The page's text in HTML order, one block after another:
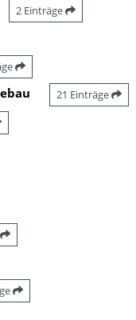
2 Einträge
21 Einträge